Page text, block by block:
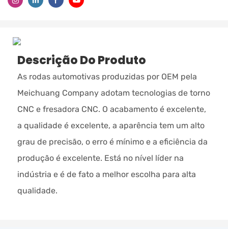
Descrição Do Produto
As rodas automotivas produzidas por OEM pela
Meichuang Company adotam tecnologias de torno
CNC e fresadora CNC. O acabamento é excelente,
a qualidade é excelente, a aparência tem um alto
grau de precisão, o erro é mínimo e a eficiência da
produção é excelente. Está no nível líder na
indústria e é de fato a melhor escolha para alta
qualidade.